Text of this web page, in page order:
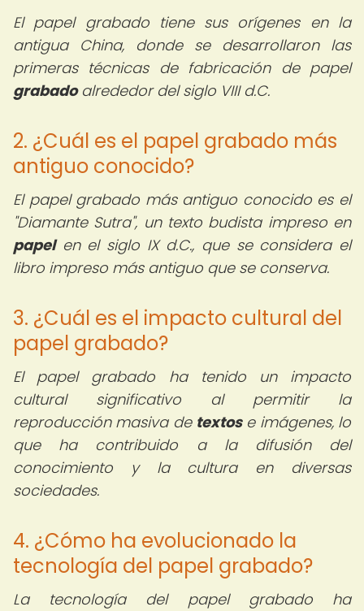
El papel grabado tiene sus orígenes en la
antigua China, donde se desarrollaron las
primeras técnicas de fabricación de papel
grabadoalrededor del siglo VIII d.C.
2. ¿Cuál es el papel grabado más
antiguo conocido?
El papel grabado más antiguo conocido es el
"Diamante Sutra", un texto budista impreso en
papelen el siglo IX d.C., que se considera el
libro impreso más antiguo que se conserva.
3. ¿Cuál es el impacto cultural del
papel grabado?
El papel grabado ha tenido un impacto
cultural significativo al permitir la
reproducción masiva de textose imágenes, lo
que ha contribuido a la difusión del
conocimiento y la cultura en diversas
sociedades.
4. ¿Cómo ha evolucionado la
tecnología del papel grabado?
La tecnología del papel grabado ha